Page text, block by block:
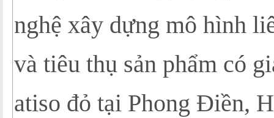
nghệ xây dựng mô hình
và tiêu thụ sản phẩm có
atiso đỏ tại Phong Điền,